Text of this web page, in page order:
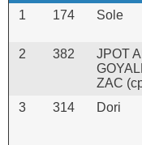
1 174 Sole
2 382
JPOT
ZAC
3 314 Dori